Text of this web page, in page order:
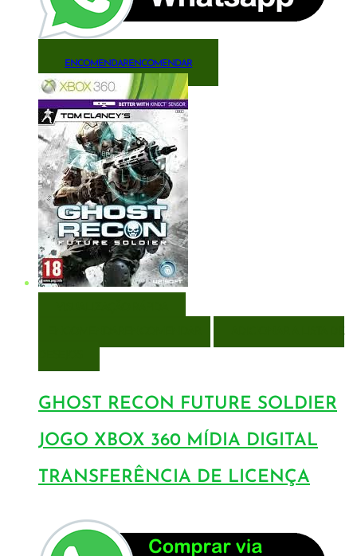
ENCOMENDARENCOMENDAR
GHOST RECON FUTURE SOLDIER
JOGO XBOX 360 MÍDIA DIGITAL
TRANSFERÊNCIA DE LICENÇA